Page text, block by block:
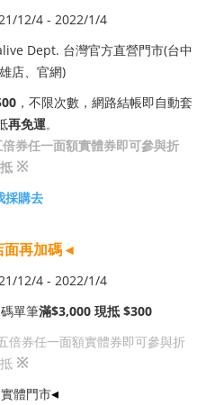
12/4 - 2022/1/4
Dept. 台灣官方直營門市(台中
店、官網)
，不限次數，網路結帳即自動套
再免運。
券任一面額實體券即可參與折
抵 ※
採購去
再加碼◂
12/4 - 2022/1/4
單筆滿$3,000 現抵 $300
券任一面額實體券即可參與折
抵 ※
體門市◂